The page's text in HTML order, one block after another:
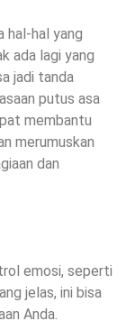
hal-hal yang
ada lagi yang
jadi tanda
putus asa
membantu
merumuskan
dan
emosi, seperti
jelas, ini bisa
Anda.